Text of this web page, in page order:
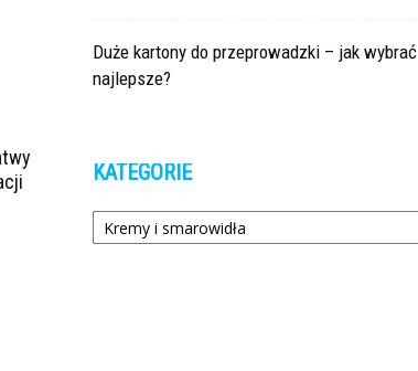
Duże kartony do przeprowadzki – jak wybrać
najlepsze?
KATEGORIE
Kategorie